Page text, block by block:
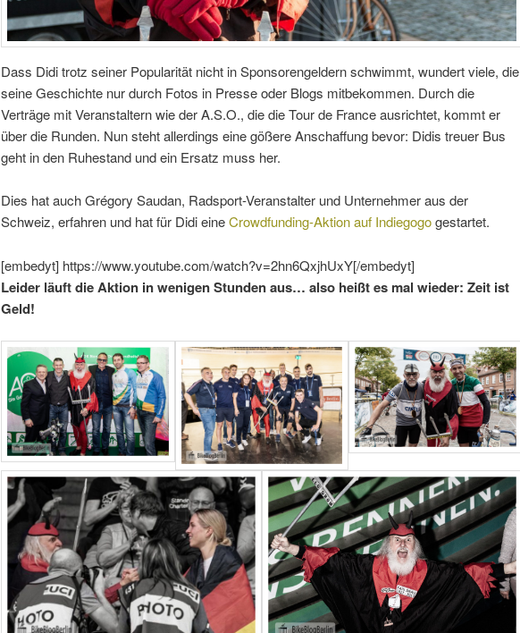
Dass Didi trotz seiner Popularität nicht in Sponsorengeldern schwimmt, wundert viele, die
seine Geschichte nur durch Fotos in Presse oder Blogs mitbekommen. Durch die
Verträge mit Veranstaltern wie der A.S.O., die die Tour de France ausrichtet, kommt er
über die Runden. Nun steht allerdings eine gößere Anschaffung bevor: Didis treuer Bus
geht in den Ruhestand und ein Ersatz muss her.
Dies hat auch Grégory Saudan, Radsport-Veranstalter und Unternehmer aus der
Schweiz, erfahren und hat für Didi eineCrowdfunding-Aktion auf Indiegogogestartet.
[embedyt] https://www.youtube.com/watch?v=2hn6QxjhUxY[/embedyt]
Leider läuft die Aktion in wenigen Stunden aus… also heißt es mal wieder: Zeit ist
Geld!